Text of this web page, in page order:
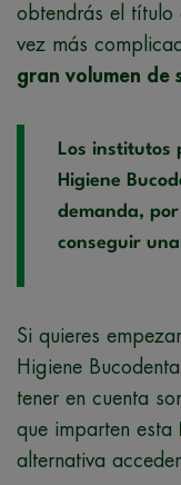
obtendrás el título
vez más
gran volumen de
Los institutos
Higiene
demanda,
conseguir
Si quieres
Higiene
tener en cuenta
que imparten esta
alternativa